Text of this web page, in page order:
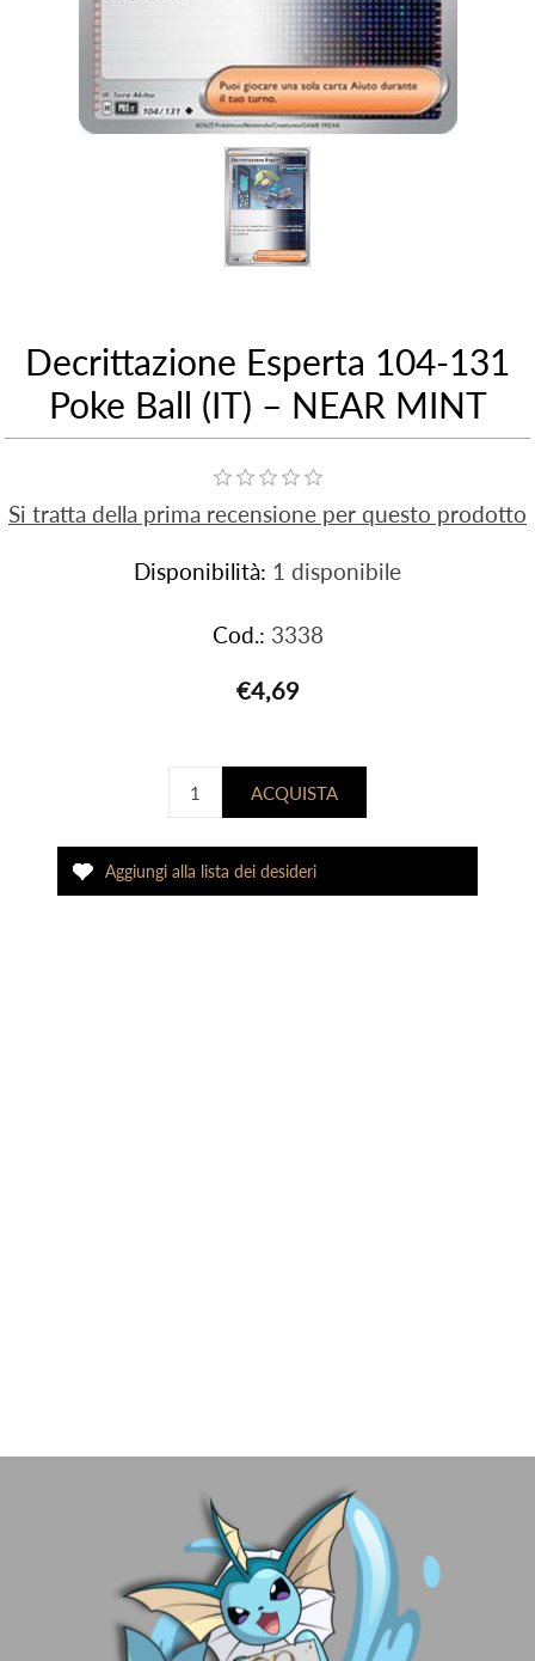
Decrittazione Esperta 104-131
Poke Ball (IT) – NEAR MINT
Si tratta della prima recensione per questo prodotto
Disponibilità: 1 disponibile
Cod.: 3338
€4,69